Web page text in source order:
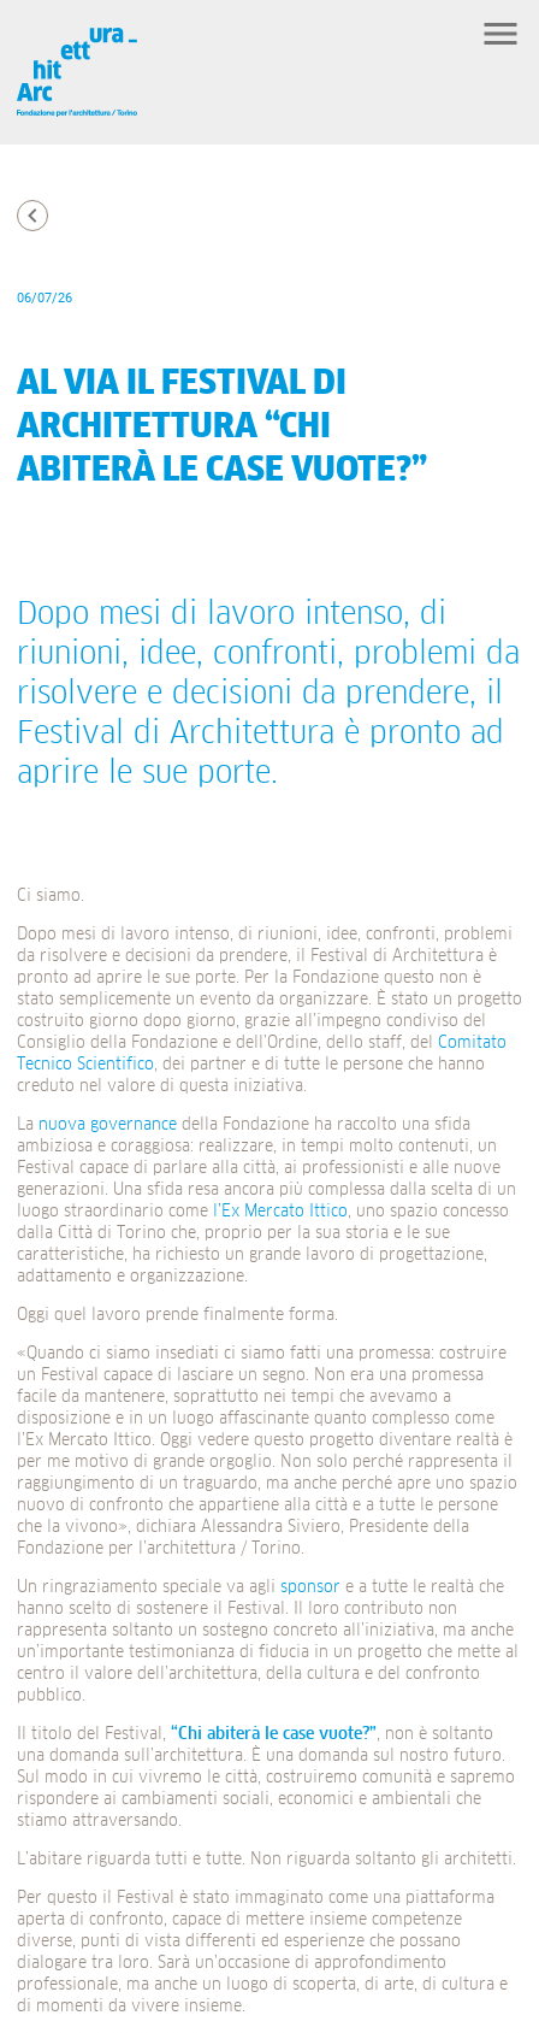
06/07/26
AL VIA IL FESTIVAL DI
ARCHITETTURA “CHI
ABITERÀ LE CASE VUOTE?”
Dopo mesi di lavoro intenso, di
riunioni, idee, confronti, problemi da
risolvere e decisioni da prendere, il
Festival di Architettura è pronto ad
aprire le sue porte.
Ci siamo.
Dopo mesi di lavoro intenso, di riunioni, idee, confronti, problemi
da risolvere e decisioni da prendere, il Festival di Architettura è
pronto ad aprire le sue porte. Per la Fondazione questo non è
stato semplicemente un evento da organizzare. È stato un progetto
costruito giorno dopo giorno, grazie all’impegno condiviso del
Consiglio della Fondazione e dell’Ordine, dello staff, del Comitato
Tecnico Scientifico, dei partner e di tutte le persone che hanno
creduto nel valore di questa iniziativa.
La nuova governance della Fondazione ha raccolto una sfida
ambiziosa e coraggiosa: realizzare, in tempi molto contenuti, un
Festival capace di parlare alla città, ai professionisti e alle nuove
generazioni. Una sfida resa ancora più complessa dalla scelta di un
luogo straordinario come
l’Ex Mercato Ittico, uno spazio concesso
dalla Città di Torino che, proprio per la sua storia e le sue
caratteristiche, ha richiesto un grande lavoro di progettazione,
adattamento e organizzazione.
Oggi quel lavoro prende finalmente forma.
«Quando ci siamo insediati ci siamo fatti una promessa: costruire
un Festival capace di lasciare un segno. Non era una promessa
facile da mantenere, soprattutto nei tempi che avevamo a
disposizione e in un luogo affascinante quanto complesso come
l’Ex Mercato Ittico. Oggi vedere questo progetto diventare realtà è
per me motivo di grande orgoglio. Non solo perché rappresenta il
raggiungimento di un traguardo, ma anche perché apre uno spazio
nuovo di confronto che appartiene alla città e a tutte le persone
che la vivono», dichiara Alessandra Siviero, Presidente della
Fondazione per l’architettura / Torino.
Un ringraziamento speciale va agli sponsor e a tutte le realtà che
hanno scelto di sostenere il Festival. Il loro contributo non
rappresenta soltanto un sostegno concreto all’iniziativa, ma anche
un’importante testimonianza di fiducia in un progetto che mette al
centro il valore dell’architettura, della cultura e del confronto
pubblico.
Il titolo del Festival, “Chi abiterà le case vuote?”, non è soltanto
una domanda sull’architettura. È una domanda sul nostro futuro.
Sul modo in cui vivremo le città, costruiremo comunità e sapremo
rispondere ai cambiamenti sociali, economici e ambientali che
stiamo attraversando.
L’abitare riguarda tutti e tutte. Non riguarda soltanto gli architetti.
Per questo il Festival è stato immaginato come una piattaforma
aperta di confronto, capace di mettere insieme competenze
diverse, punti di vista differenti ed esperienze che possano
dialogare tra loro. Sarà un’occasione di approfondimento
professionale, ma anche un luogo di scoperta, di arte, di cultura e
di momenti da vivere insieme.